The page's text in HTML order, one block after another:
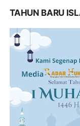
TAHUN BARU